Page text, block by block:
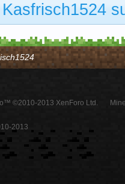
©2010-2013 XenForo Ltd.
2013